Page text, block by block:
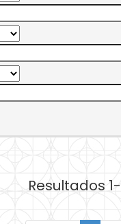
Resultados 1-